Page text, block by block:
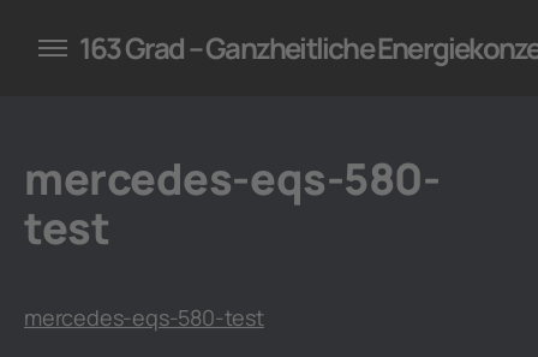
für Unternehmen
163 Grad – Ganzheitliche
mercedes-eqs-580-
test
mercedes-eqs-580-test